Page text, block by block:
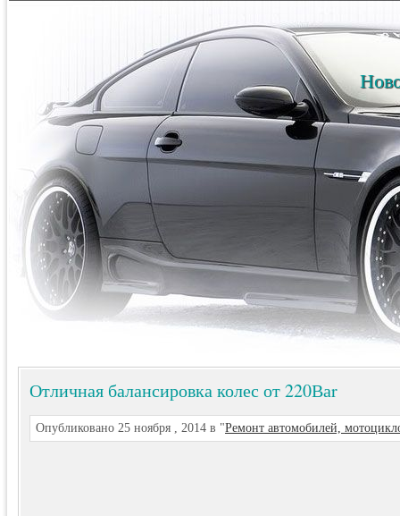
Отличная балансировка колес от 220Ваr
Опубликовано 25 ноября , 2014 в "Ремонт автомобилей,